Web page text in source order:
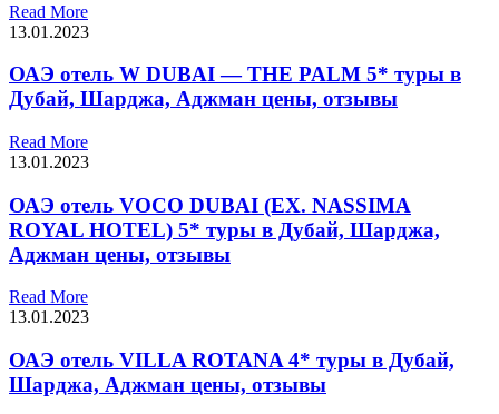
Read More
13.01.2023
ОАЭ отель W DUBAI — THE PALM 5* туры в
Дубай, Шарджа, Аджман цены, отзывы
Read More
13.01.2023
ОАЭ отель VOCO DUBAI (EX. NASSIMA
ROYAL HOTEL) 5* туры в Дубай, Шарджа,
Аджман цены, отзывы
Read More
13.01.2023
ОАЭ отель VILLA ROTANA 4* туры в Дубай,
Шарджа, Аджман цены, отзывы